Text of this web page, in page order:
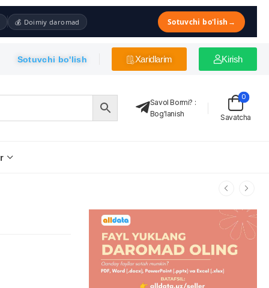
💰 Doimiy daromad Sotuvchi bo'lish →
Sotuvchi bo'lish Xaridlarim Kirish
Savol Bormi? :
Bog'lanish
Savatcha
0